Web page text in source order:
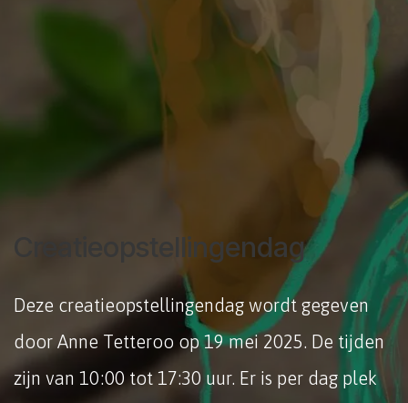
Creatieopstellingendag
Deze creatieopstellingendag wordt gegeven
door Anne Tetteroo op 19 mei 2025. De tijden
zijn van 10:00 tot 17:30 uur. Er is per dag plek